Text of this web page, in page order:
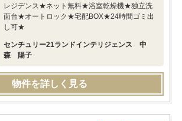
レジデンス★ネット無料★浴室乾燥機★独立洗
面台★オートロック★宅配BOX★24時間ゴミ出
し可★
センチュリー21ランドインテリジェンス 中
森 陽子
物件を詳しく見る